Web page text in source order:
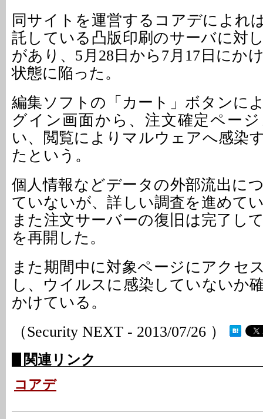
同サイトを運営するコアデによれ
託している凸版印刷のサーバに対
があり、5月28日から7月17日にか
状態に陥った。
編集ソフトの「カート」ボタンに
グイン画面から、注文確定ペー
い、閲覧によりマルウェアへ感染
たという。
個人情報などデータの外部流出に
ていないが、詳しい調査を進めて
また注文サーバーの復旧は完了し
を再開した。
また期間中に対象ページにアクセ
し、ウイルスに感染していないか
かけている。
（Security NEXT - 2013/07/26 ）
関連リンク
コアデ